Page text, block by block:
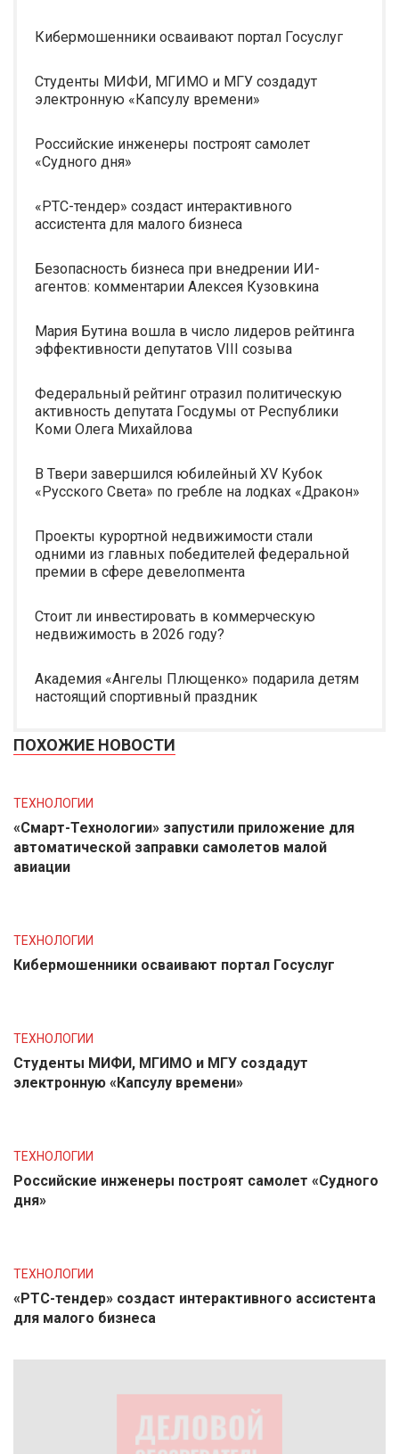
Кибермошенники осваивают портал Госуслуг
Студенты МИФИ, МГИМО и МГУ создадут
электронную «Капсулу времени»
Российские инженеры построят самолет
«Судного дня»
«РТС-тендер» создаст интерактивного
ассистента для малого бизнеса
Безопасность бизнеса при внедрении ИИ-
агентов: комментарии Алексея Кузовкина
Мария Бутина вошла в число лидеров рейтинга
эффективности депутатов VIII созыва
Федеральный рейтинг отразил политическую
активность депутата Госдумы от Республики
Коми Олега Михайлова
В Твери завершился юбилейный XV Кубок
«Русского Света» по гребле на лодках «Дракон»
Проекты курортной недвижимости стали
одними из главных победителей федеральной
премии в сфере девелопмента
Стоит ли инвестировать в коммерческую
недвижимость в 2026 году?
Академия «Ангелы Плющенко» подарила детям
настоящий спортивный праздник
ПОХОЖИЕ НОВОСТИ
ТЕХНОЛОГИИ
«Смарт-Технологии» запустили приложение для
автоматической заправки самолетов малой
авиации
ТЕХНОЛОГИИ
Кибермошенники осваивают портал Госуслуг
ТЕХНОЛОГИИ
Студенты МИФИ, МГИМО и МГУ создадут
электронную «Капсулу времени»
ТЕХНОЛОГИИ
Российские инженеры построят самолет «Судного
дня»
ТЕХНОЛОГИИ
«РТС-тендер» создаст интерактивного ассистента
для малого бизнеса